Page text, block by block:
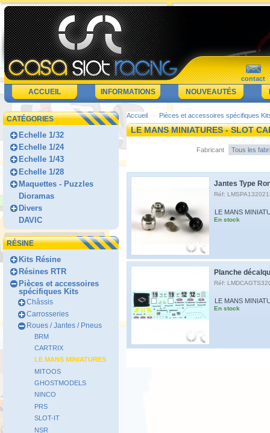
contact
ACCUEIL INFORMATIONS NOUVEAUTÉS
CATÉGORIES
Echelle 1/32
Echelle 1/24
Echelle 1/43
Echelle 1/28
Maquettes - Puzzles
Dioramas
Divers
DAVIC
RÉSINE
Kits Résine
Résines RTR
Pièces et accessoires
spécifiques Kits
Châssis
Carrosseries
Roues / Jantes / Pneus
BRM
CARTRIX
LE MANS MINIATURES
MITOOS
GHOSTMODELS
NINCO
PRS
SLOT-IT
NSR
Accueil > Pièces et accessoires spécifiques
LE MANS MINIATURES - SLOT
Fabricant
Jantes Type
Réf:
LE MANS
En stock
Planche
Réf:
LE MANS
En stock